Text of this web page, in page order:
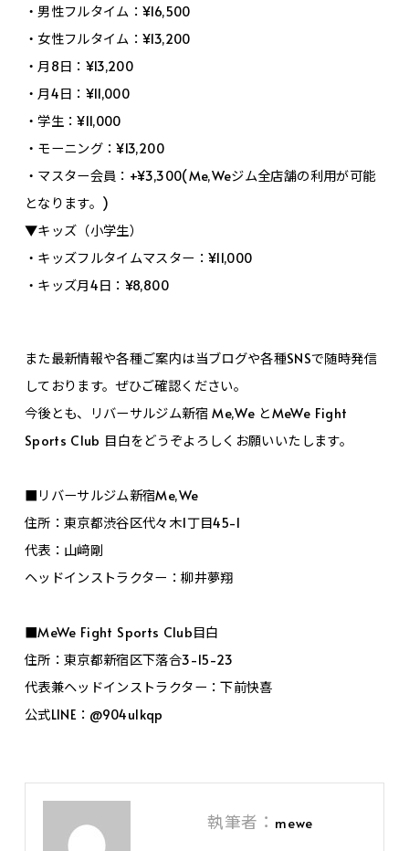
・男性フルタイム：¥16,500
・女性フルタイム：¥13,200
・月8日：¥13,200
・月4日：¥11,000
・学生：¥11,000
・モーニング：¥13,200
・マスター会員：+¥3,300(Me,Weジム全店舗の利用が可能
となります。)
▼キッズ（小学生）
・キッズフルタイムマスター：¥11,000
・キッズ月4日：¥8,800
また最新情報や各種ご案内は当ブログや各種SNSで随時発信
しております。ぜひご確認ください。
今後とも、リバーサルジム新宿 Me,We とMeWe Fight
Sports Club 目白をどうぞよろしくお願いいたします。
■リバーサルジム新宿Me,We
住所：東京都渋谷区代々木1丁目45-1
代表：山﨑剛
ヘッドインストラクター：柳井夢翔
■MeWe Fight Sports Club目白
住所：東京都新宿区下落合3-15-23
代表兼ヘッドインストラクター：下前快喜
公式LINE：@904ulkqp
執筆者： mewe